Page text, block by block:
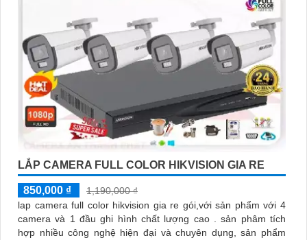
LẮP CAMERA FULL COLOR HIKVISION GIA RE
850,000 ₫
1,190,000 ₫
lap camera full color hikvision gia re gói,với sản phẩm với 4
camera và 1 đầu ghi hình chất lượng cao . sản phâm tích
hợp nhiều công nghệ hiện đại và chuyên dụng, sản phẩm